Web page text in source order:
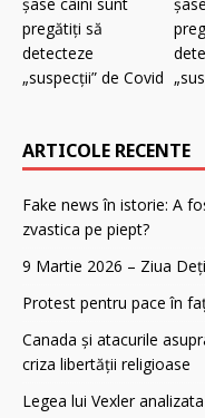
ARTICOLE RECENTE
Fake news în istorie: A
zvastica pe piept?
9 Martie 2026 – Ziua
Protest pentru pace în
Canada și atacurile
criza libertății religioase
Legea lui Vexler